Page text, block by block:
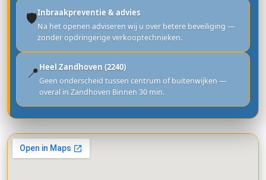
🛡️Inbraakpreventie & advies
Na het openen adviseren wij u over betere beveiliging —
zonder opdringerige verkooptechnieken.
📍Heel Zandhoven (2240)
Geen onderscheid tussen centrum of buitenwijken —
overal in Zandhoven Binnen 30 min.